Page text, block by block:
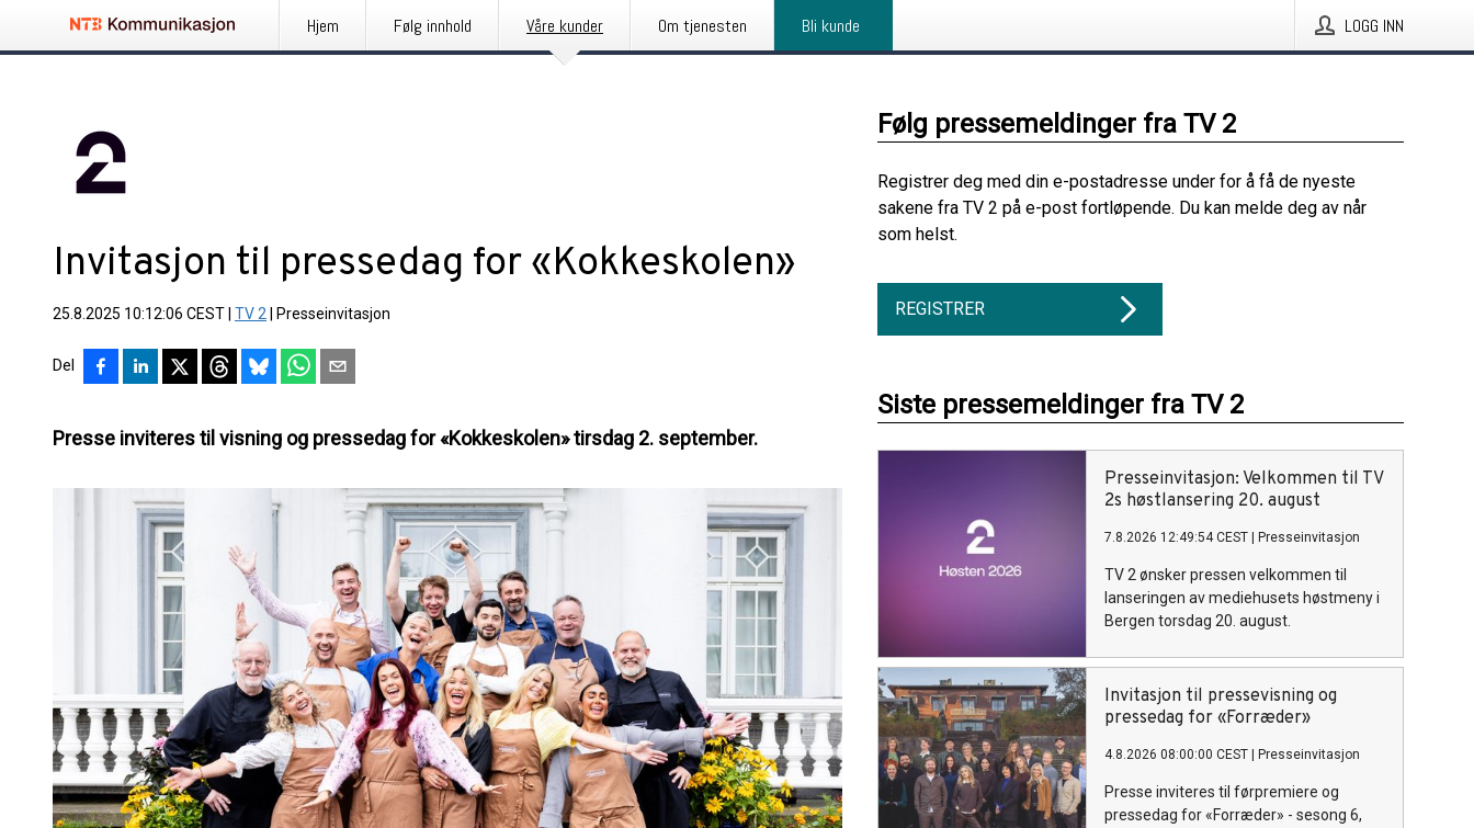
Hjem Følg innhold Våre kunder Om tjenesten Bli kunde LOGG INN
Invitasjon til pressedag for «Kokkeskolen»
25.8.2025 10:12:06 CEST TV 2 Presseinvitasjon
Del
Presse inviteres til visning og pressedag for «Kokkeskolen» tirsdag 2. september.
Følg pressemeldinger fra TV 2
Registrer deg med din e-postadresse under for å få de nyeste
sakene fra TV 2 på e-post fortløpende. Du kan melde deg av når
som helst.
REGISTRER
Siste pressemeldinger fra TV 2
Presseinvitasjon: Velkommen til TV
2s høstlansering 20. august
7.8.2026 12:49:54 CEST Presseinvitasjon
TV 2 ønsker pressen velkommen til
lanseringen av mediehusets høstmeny i
Bergen torsdag 20. august.
Invitasjon til pressevisning og
pressedag for «Forræder»
4.8.2026 08:00:00 CEST Presseinvitasjon
Presse inviteres til førpremiere og
pressedag for «Forræder» - sesong 6,